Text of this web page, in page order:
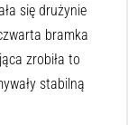
się drużynie
bramka
zrobiła to
stabilną